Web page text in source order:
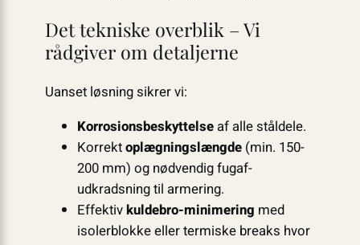
Det tekniske overblik – Vi
rådgiver om detaljerne
Uanset løsning sikrer vi:
Korrosions­beskyttelseaf alle ståldele.
Korrektoplægningslængde(min. 150-
200 mm) og nødvendig fugaf-
udkradsning til armering.
Effektivkuldebro-minimering med
isolerblokke eller termiske breaks hvor